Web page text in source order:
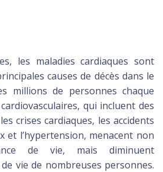
les maladies cardiaques sont
causes de décès dans le
millions de personnes chaque
qui incluent des
crises cardiaques, les accidents
et l’hypertension, menacent non
de vie, mais diminuent
vie de nombreuses personnes.